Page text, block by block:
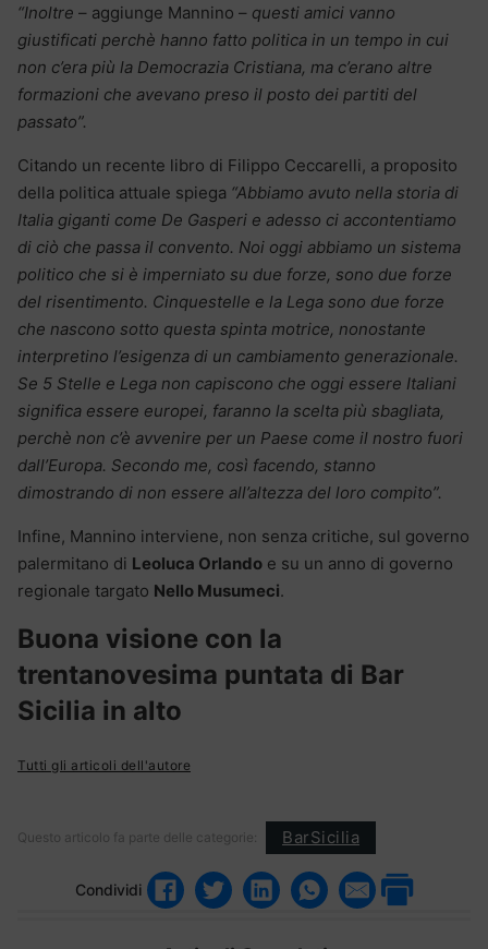
“Inoltre – aggiunge Mannino – questi amici vanno
giustificati perchè hanno fatto politica in un tempo in cui
non c’era più la Democrazia Cristiana, ma c’erano altre
formazioni che avevano preso il posto dei partiti del
passato”.
Citando un recente libro di Filippo Ceccarelli, a proposito
della politica attuale spiega “Abbiamo avuto nella storia di
Italia giganti come De Gasperi e adesso ci accontentiamo
di ciò che passa il convento. Noi oggi abbiamo un sistema
politico che si è imperniato su due forze, sono due forze
del risentimento. Cinquestelle e la Lega sono due forze
che nascono sotto questa spinta motrice, nonostante
interpretino l’esigenza di un cambiamento generazionale.
Se 5 Stelle e Lega non capiscono che oggi essere Italiani
significa essere europei, faranno la scelta più sbagliata,
perchè non c’è avvenire per un Paese come il nostro fuori
dall’Europa. Secondo me, così facendo, stanno
dimostrando di non essere all’altezza del loro compito”.
Infine, Mannino interviene, non senza critiche, sul governo
palermitano di Leoluca Orlando e su un anno di governo
regionale targato Nello Musumeci.
Buona visione con la
trentanovesima puntata di Bar
Sicilia in alto
Tutti gli articoli dell'autore
Questo articolo fa parte delle categorie: BarSicilia
Condividi